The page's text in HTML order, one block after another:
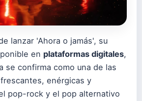
lanzar 'Ahora o jamás', su
en plataformas digitales,
se confirma como una de las
enérgicas y
pop-rock y el pop alternativo